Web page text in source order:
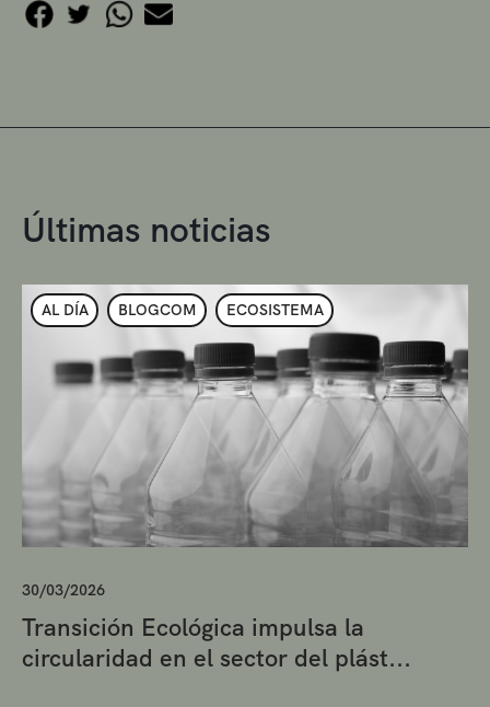
Últimas noticias
AL DÍA BLOGCOM ECOSISTEMA
30/03/2026
Transición Ecológica impulsa la
circularidad en el sector del plást...